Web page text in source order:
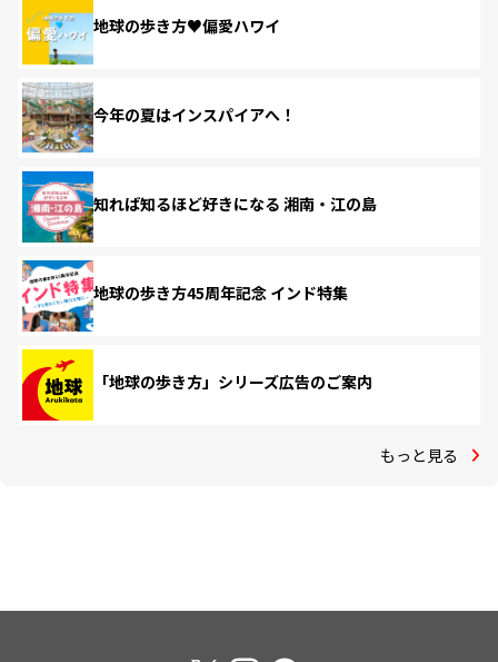
地球の歩き方♥偏愛ハワイ
今年の夏はインスパイアへ！
知れば知るほど好きになる 湘南・江の島
地球の歩き方45周年記念 インド特集
「地球の歩き方」シリーズ広告のご案内
もっと見る